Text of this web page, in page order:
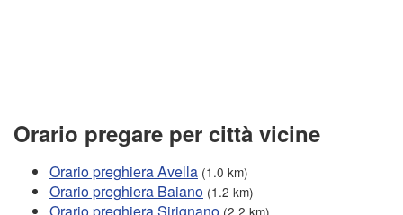
Orario pregare per città vicine
Orario preghiera Avella (1.0 km)
Orario preghiera Baiano (1.2 km)
Orario preghiera Sirignano (2.2 km)